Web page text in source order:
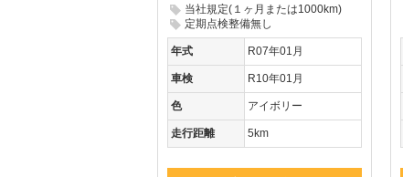
当社規定(１ヶ月または1000km)
定期点検整備無し
年式 R07年01月
車検 R10年01月
色 アイボリー
走行距離 5km